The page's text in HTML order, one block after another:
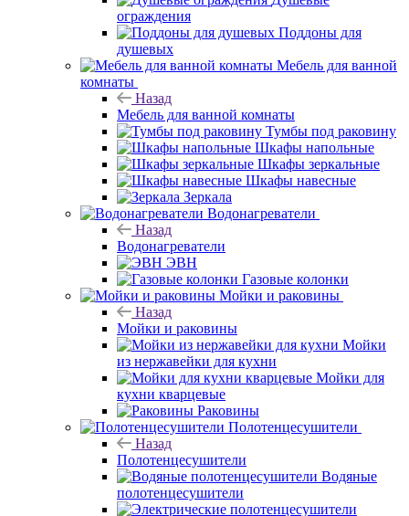
ограждения
Поддоны для
душевых
Мебель для ванной
комнаты
Назад
Мебель для ванной комнаты
Тумбы под раковину
Шкафы напольные
Шкафы зеркальные
Шкафы навесные
Зеркала
Водонагреватели
Назад
Водонагреватели
ЭВН
Газовые колонки
Мойки и раковины
Назад
Мойки и раковины
Мойки
из нержавейки для кухни
Мойки для
кухни кварцевые
Раковины
Полотенцесушители
Назад
Полотенцесушители
Водяные
полотенцесушители